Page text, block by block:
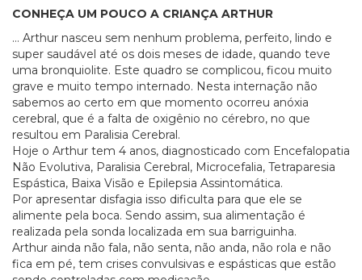
CONHEÇA UM POUCO A CRIANÇA ARTHUR
… Arthur nasceu sem nenhum problema, perfeito, lindo e
super saudável até os dois meses de idade, quando teve
uma bronquiolite. Este quadro se complicou, ficou muito
grave e muito tempo internado. Nesta internação não
sabemos ao certo em que momento ocorreu anóxia
cerebral, que é a falta de oxigênio no cérebro, no que
resultou em Paralisia Cerebral.
Hoje o Arthur tem 4 anos, diagnosticado com Encefalopatia
Não Evolutiva, Paralisia Cerebral, Microcefalia, Tetraparesia
Espástica, Baixa Visão e Epilepsia Assintomática.
Por apresentar disfagia isso dificulta para que ele se
alimente pela boca. Sendo assim, sua alimentação é
realizada pela sonda localizada em sua barriguinha.
Arthur ainda não fala, não senta, não anda, não rola e não
fica em pé, tem crises convulsivas e espásticas que estão